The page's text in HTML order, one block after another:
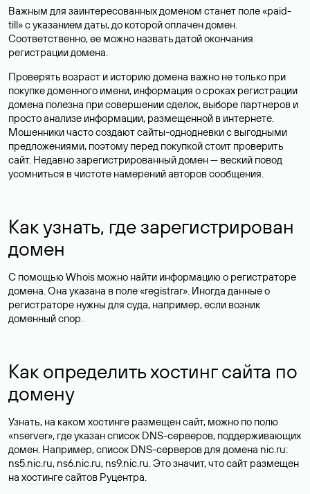
Важным для заинтересованных доменом станет поле «paid-
till» с указанием даты, до которой оплачен домен.
Соответственно, ее можно назвать датой окончания
регистрации домена.
Проверять возраст и историю домена важно не только при
покупке доменного имени, информация о сроках регистрации
домена полезна при совершении сделок, выборе партнеров и
просто анализе информации, размещенной в интернете.
Мошенники часто создают сайты-однодневки с выгодными
предложениями, поэтому перед покупкой стоит проверить
сайт. Недавно зарегистрированный домен — веский повод
усомниться в чистоте намерений авторов сообщения.
Как узнать, где зарегистрирован
домен
С помощью Whois можно найти информацию о регистраторе
домена. Она указана в поле «registrar». Иногда данные о
регистраторе нужны для суда, например, если возник
доменный спор.
Как определить хостинг сайта по
домену
Узнать, на каком хостинге размещен сайт, можно по полю
«nserver», где указан список DNS-серверов, поддерживающих
домен. Например, список DNS-серверов для домена nic.ru:
ns5.nic.ru, ns6.nic.ru, ns9.nic.ru. Это значит, что сайт размещен
на хостинге сайтов Руцентра.